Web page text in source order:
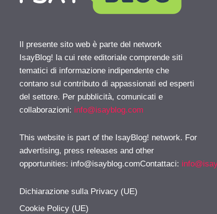
Il presente sito web è parte del network
IsayBlog! la cui rete editoriale comprende siti
tematici di informazione indipendente che
contano sul contributo di appassionati ed esperti
del settore. Per pubblicità, comunicati e
collaborazioni: info@isayblog.com
This website is part of the IsayBlog! network. For
advertising, press releases and other
opportunities: info@isayblog.comContattaci:
Dichiarazione sulla Privacy (UE)
Cookie Policy (UE)